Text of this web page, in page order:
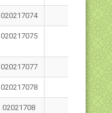
020217074
020217075
020217077
020217078
02021708